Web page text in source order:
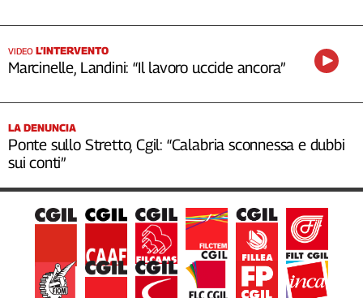
VIDEO L’INTERVENTO
Marcinelle, Landini: “Il lavoro uccide ancora”
LA DENUNCIA
Ponte sullo Stretto, Cgil: “Calabria sconnessa e dubbi
sui conti”